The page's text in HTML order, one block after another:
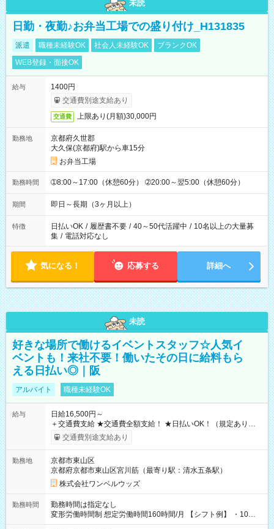
未読
日勤・夜勤♪お弁当工場での盛り付け_H131835
派遣 職種未経験OK 社会人未経験OK
ブランクOK
WEB登録・面接OK
給与
1400円
交通費別途支給あり
交通費 上限あり(月額)30,000円
勤務地
京都府久世郡
大久保(京都府)駅から車15分
お弁当工場
勤務時間 ➀8:00～17:00（休憩60分） ➁20:00～翌5:00（休憩60分）
期間 即日～長期（3ヶ月以上）
特徴 日払いOK / 履歴書不要 / 40～50代活躍中 / 10名以上の大量募
集 / 電話対応なし
気になる！ 応募する 詳細へ
未読
好きな場所で働けるイベントスタッフ☆人気イ
ベントも！来社不要！働いたその日に給料もら
える日払い◎｜阪
アルバイト 職種未経験OK
給与
日給16,500円～
＋交通費支給 ★交通費全額支給！ ★日払いOK！（規定あり） ┗
働いたその日に現金GET♪ お仕事後はコンビニATMから 日払
交通費別途支給あり
勤務地
京都市東山区
京都府京都市東山区宮川筋（最寄り駅：清水五条駅）
株式会社ワンベルウッズ
勤務時間
勤務時間は指定なし
変形労働時間制 想定労働時間160時間/月 【シフト例】 ・10：
00～20：00